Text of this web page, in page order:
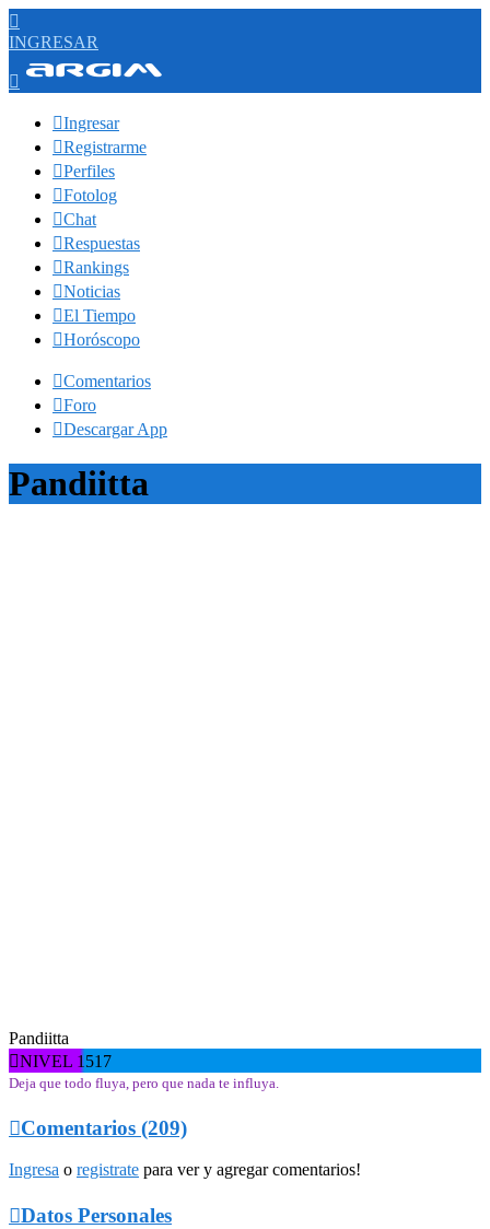

INGRESAR

Ingresar
Registrarme
Perfiles
Fotolog
Chat
Respuestas
Rankings
Noticias
El Tiempo
Horóscopo
Comentarios
Foro
Descargar App
Pandiitta
Pandiitta
NIVEL 1517
Deja que todo fluya, pero que nada te influya.
Comentarios (209)
Ingresa o registrate para ver y agregar comentarios!
Datos Personales